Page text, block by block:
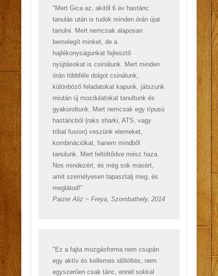
"Mert Gica az, akitől 6 év hastánc
tanulás után is tudok minden órán újat
tanulni. Mert nemcsak alaposan
bemelegít minket, de a
hajlékonyságunkat fejlesztő
nyújtásokat is csinálunk. Mert minden
órán többféle dolgot csinálunk,
különböző feladatokat kapunk, játszunk
miután új mozdulatokat tanultunk és
gyakoroltunk. Mert nemcsak egy típusú
hastáncból (raks sharki, ATS, vagy
tribal fusion) veszünk elemeket,
kombinációkat, hanem mindből
tanulunk. Mert feltöltődve mész haza.
Nos mindezért, és még sok másért,
amit személyesen tapasztalj meg, és
meglátod!"
Paizer Aliz ~ Freya, Szombathely, 2014
"Ez a fajta mozgásforma nem csupán
egy aktív és kellemes időtöltés, nem
egyszerűen csak tánc, ennél sokkal